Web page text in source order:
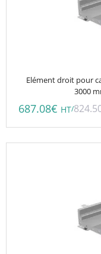
Elément droit pour
3000
687.08€ HT/